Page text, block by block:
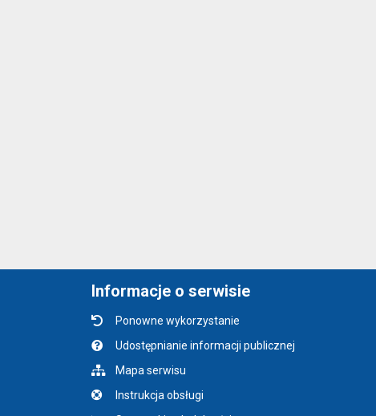
Informacje o serwisie
Ponowne wykorzystanie
Udostępnianie informacji publicznej
Mapa serwisu
Instrukcja obsługi